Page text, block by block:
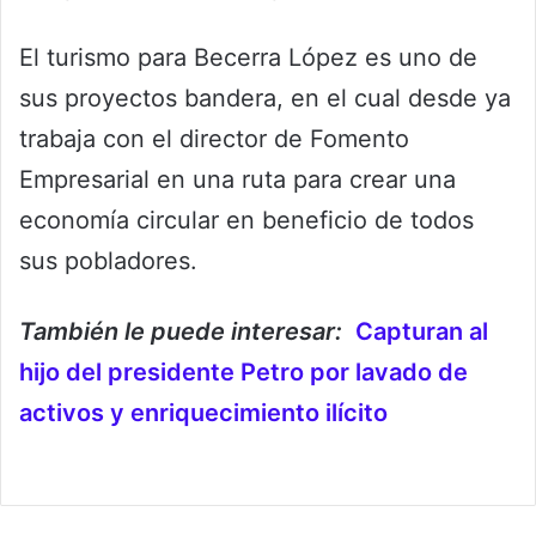
El turismo para Becerra López es uno de
sus proyectos bandera, en el cual desde ya
trabaja con el director de Fomento
Empresarial en una ruta para crear una
economía circular en beneficio de todos
sus pobladores.
También le puede interesar: Capturan al
hijo del presidente Petro por lavado de
activos y enriquecimiento ilícito